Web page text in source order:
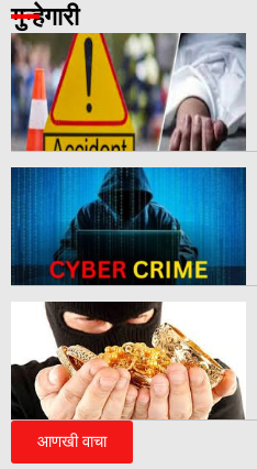
गुन्हेगारी
आणखी वाचा